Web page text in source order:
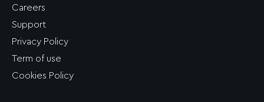
Careers
Support
Privacy Policy
Term of use
Cookies Policy